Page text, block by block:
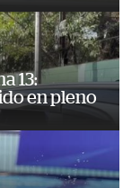
13:
en pleno